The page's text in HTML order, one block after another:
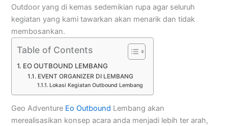
Outdoor yang di kemas sedemikian rupa agar seluruh
kegiatan yang kami tawarkan akan menarik dan tidak
membosankan.
Table of Contents
EO OUTBOUND LEMBANG
EVENT ORGANIZER DI LEMBANG
Lokasi Kegiatan Outbound Lembang
Geo Adventure Eo Outbound Lembang akan
merealisasikan konsep acara anda menjadi lebih ter arah,